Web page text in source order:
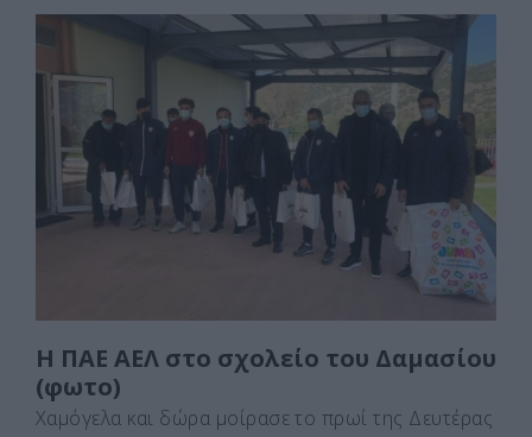
c
e
b
o
o
k
st
d
o
n
ai
l
ρ
α
σ
τε
ίτ
ε
Η ΠΑΕ ΑΕΛ στο σχολείο του Δαμασίου
(φωτο)
Χαμόγελα και δώρα μοίρασε το πρωί της Δευτέρας